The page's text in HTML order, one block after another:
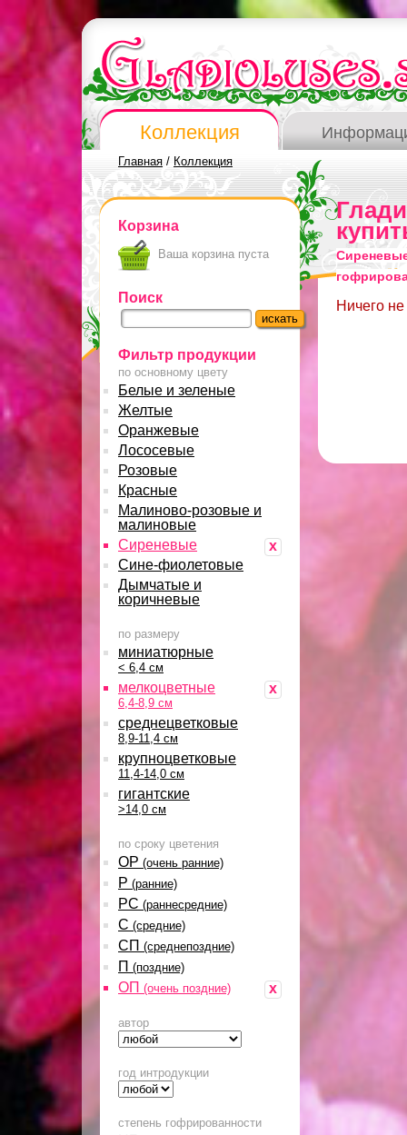
Коллекция
Главная / Коллекция
Корзина
Ваша корзина пуста
Поиск
Фильтр продукции
по основному цвету
Белые и зеленые
Желтые
Оранжевые
Лососевые
Розовые
Красные
Малиново-розовые и
малиновые
x
Сиреневые
Сине-фиолетовые
Дымчатые и
коричневые
по размеру
миниатюрные
< 6,4 см
x
мелкоцветные
6,4-8,9 см
среднецветковые
8,9-11,4 см
крупноцветковые
11,4-14,0 см
гигантские
>14,0 см
по сроку цветения
ОР (очень ранние)
Р (ранние)
РС (раннесредние)
С (средние)
СП (среднепоздние)
П (поздние)
x
ОП (очень поздние)
автор
год интродукции
степень гофрированности
Ничего